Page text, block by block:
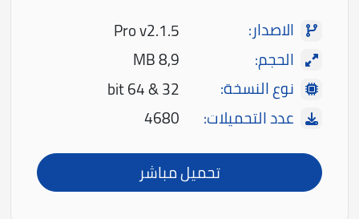
الاصدار:
Pro v2.1.5
الحجم:
8,9 MB
نوع النسخة:
32 & 64 bit
عدد التحميلات:
4680
تحميل مباشر